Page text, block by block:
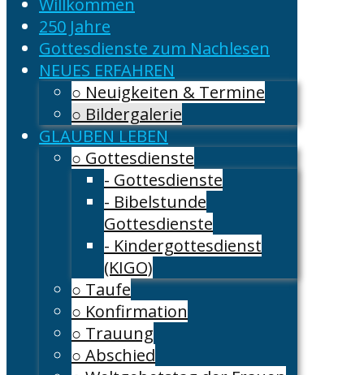
Willkommen
250 Jahre
Gottesdienste zum Nachlesen
NEUES ERFAHREN
○ Neuigkeiten & Termine
○ Bildergalerie
GLAUBEN LEBEN
○ Gottesdienste
- Gottesdienste
- Bibelstunde
Gottesdienste
- Kindergottesdienst
(KIGO)
○ Taufe
○ Konfirmation
○ Trauung
○ Abschied